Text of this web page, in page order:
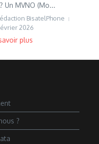
Un MVNO (Mo...
BisatelPhone
2026
?